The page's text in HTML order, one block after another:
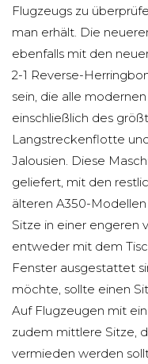
Flugzeugs zu
man erhält. Die
ebenfalls mit den
2-1 Reverse-
sein, die alle
einschließlich des
Langstreckenflotte
Jalousien. Diese
geliefert, mit den
älteren A350-
Sitze in einer engeren
entweder mit dem
Fenster ausgestattet
möchte, sollte einen
Auf Flugzeugen mit
zudem mittlere Sitze,
vermieden werden